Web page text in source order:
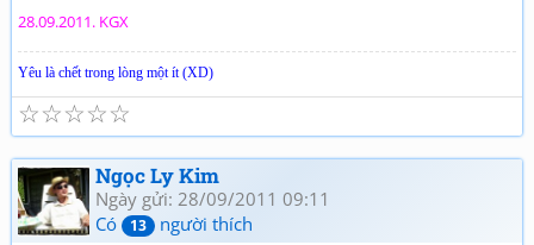
28.09.2011. KGX
Yêu là chết trong lòng một ít (XD)
☆
☆
☆
☆
☆
Ngọc Ly Kim
Ngày gửi: 28/09/2011 09:11
Có
13 người thích